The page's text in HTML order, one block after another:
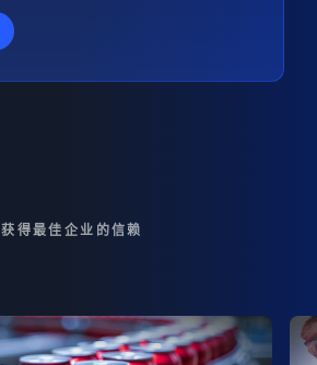
获得最佳企业的信赖